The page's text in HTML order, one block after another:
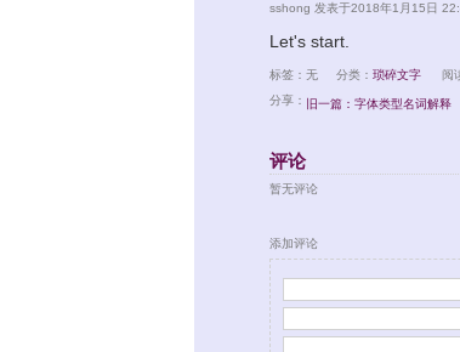
sshong 发表于2018年1月15日
Let's start.
标签：无 分类： 琐碎文字
阅
分享：
旧一篇：字体类型名词解释
评论
暂无评论
添加评论